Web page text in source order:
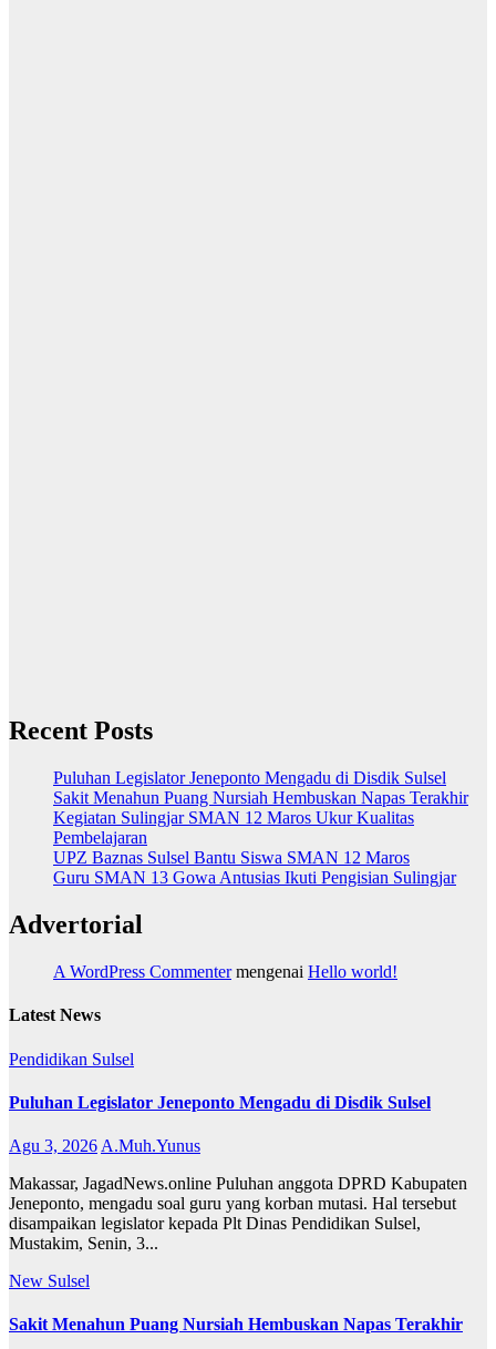
Recent Posts
Puluhan Legislator Jeneponto Mengadu di Disdik Sulsel
Sakit Menahun Puang Nursiah Hembuskan Napas Terakhir
Kegiatan Sulingjar SMAN 12 Maros Ukur Kualitas
Pembelajaran
UPZ Baznas Sulsel Bantu Siswa SMAN 12 Maros
Guru SMAN 13 Gowa Antusias Ikuti Pengisian Sulingjar
Advertorial
A WordPress Commentermengenai Hello world!
Latest News
Pendidikan Sulsel
Puluhan Legislator Jeneponto Mengadu di Disdik Sulsel
Agu 3, 2026 A.Muh.Yunus
Makassar, JagadNews.online Puluhan anggota DPRD Kabupaten
Jeneponto, mengadu soal guru yang korban mutasi. Hal tersebut
disampaikan legislator kepada Plt Dinas Pendidikan Sulsel,
Mustakim, Senin, 3...
New Sulsel
Sakit Menahun Puang Nursiah Hembuskan Napas Terakhir